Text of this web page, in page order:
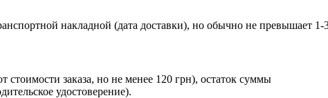
накладной (дата доставки), но обычно не превышает
заказа, но не менее 120 грн), остаток суммы
удостоверение).